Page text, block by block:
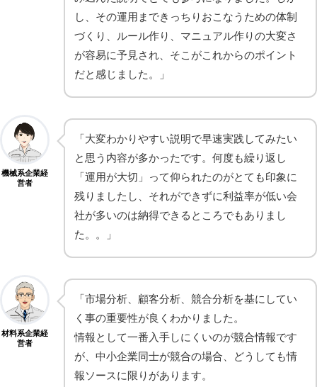
し、その運用まできっちりおこなうための体制
づくり、ルール作り、マニュアル作りの大変さ
が容易に予見され、そこがこれからのポイント
だと感じました。」
機械系企業経
営者
「大変わかりやすい説明で早速実践してみたい
と思う内容が多かったです。何度も繰り返し
「運用が大切」って仰られたのがとても印象に
残りましたし、それができずに利益率が低い会
社が多いのは納得できるところでもありまし
た。。」
材料系企業経
営者
「市場分析、顧客分析、競合分析を基にしてい
く事の重要性が良くわかりました。
情報として一番入手しにくいのが競合情報です
が、中小企業同士が競合の場合、どうしても情
報ソースに限りがあります。